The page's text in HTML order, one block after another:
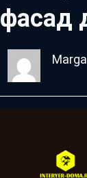
фасад